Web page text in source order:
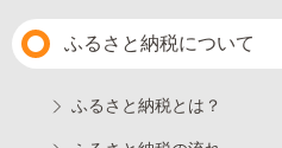
ふるさと納税について
ふるさと納税とは？